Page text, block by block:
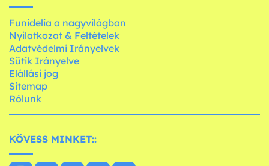
Funidelia a nagyvilágban
Nyilatkozat & Feltételek
Adatvédelmi Irányelvek
Sütik Irányelve
Elállási jog
Sitemap
Rólunk
KÖVESS MINKET::